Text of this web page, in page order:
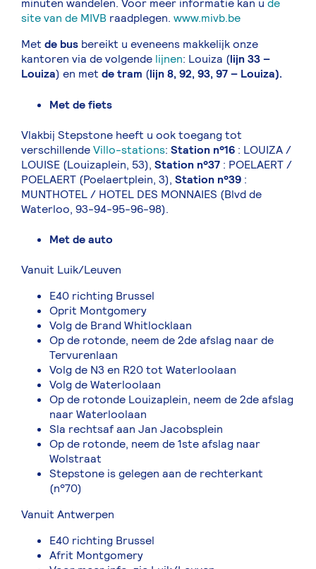
minuten wandelen. Voor meer informatie kan u de
site van de MIVB raadplegen. www.mivb.be
Met de bus bereikt u eveneens makkelijk onze
kantoren via de volgende lijnen: Louiza (lijn 33 –
Louiza) en met de tram (lijn 8, 92, 93, 97 – Louiza).
Met de fiets
Vlakbij Stepstone heeft u ook toegang tot
verschillendeVillo-stations: Station n°16 : LOUIZA /
LOUISE (Louizaplein, 53), Station n°37 : POELAERT /
POELAERT (Poelaertplein, 3), Station n°39 :
MUNTHOTEL / HOTEL DES MONNAIES (Blvd de
Waterloo, 93-94-95-96-98).
Met de auto
Vanuit Luik/Leuven
E40 richting Brussel
Oprit Montgomery
Volg de Brand Whitlocklaan
Op de rotonde, neem de 2de afslag naar de
Tervurenlaan
Volg de N3 en R20 tot Waterloolaan
Volg de Waterloolaan
Op de rotonde Louizaplein, neem de 2de afslag
naar Waterloolaan
Sla rechtsaf aan Jan Jacobsplein
Op de rotonde, neem de 1ste afslag naar
Wolstraat
Stepstone is gelegen aan de rechterkant
(n°70)
Vanuit Antwerpen
E40 richting Brussel
Afrit Montgomery